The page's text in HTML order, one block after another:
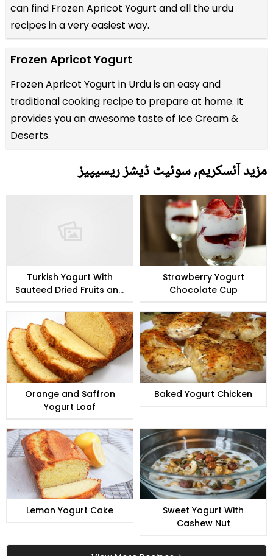
can find Frozen Apricot Yogurt and all theurdu
recipesin a very easiest way.
Frozen Apricot Yogurt
Frozen Apricot Yogurt in Urdu is an easy and
traditional cooking recipe to prepare at home. It
provides you an awesome taste of Ice Cream &
Deserts.
مزید آئسکریم, سوئیٹ ڈیشز ریسیپیز
Turkish Yogurt With
Sauteed Dried Fruits and
Strawberry Yogurt
Chocolate Cup
Orange and Saffron
Yogurt Loaf
Baked Yogurt Chicken
Lemon Yogurt Cake
Sweet Yogurt With
Cashew Nut